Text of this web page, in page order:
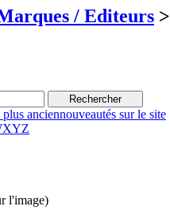
/ Editeurs >
anciennouveautés sur le site
XYZ
l'image)